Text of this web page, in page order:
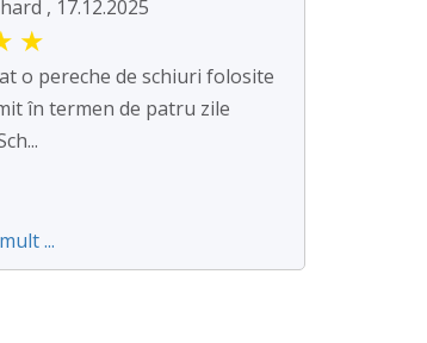
, 17.12.2025
★
o pereche de schiuri folosite
în termen de patru zile
...